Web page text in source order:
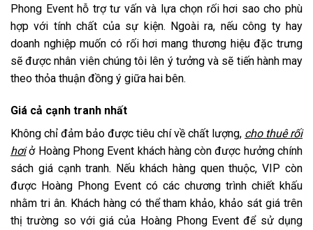
Phong Event hỗ trợ tư vấn và lựa chọn rối hơi sao cho phù
hợp với tính chất của sự kiện. Ngoài ra, nếu công ty hay
doanh nghiệp muốn có rối hơi mang thương hiệu đặc trưng
sẽ được nhân viên chúng tôi lên ý tưởng và sẽ tiến hành may
theo thỏa thuận đồng ý giữa hai bên.
Giá cả cạnh tranh nhất
Không chỉ đảm bảo được tiêu chí về chất lượng, cho thuê rối
hơiở Hoàng Phong Event khách hàng còn được hưởng chính
sách giá cạnh tranh. Nếu khách hàng quen thuộc, VIP còn
được Hoàng Phong Event có các chương trình chiết khấu
nhằm tri ân. Khách hàng có thể tham khảo, khảo sát giá trên
thị trường so với giá của Hoàng Phong Event để sử dụng